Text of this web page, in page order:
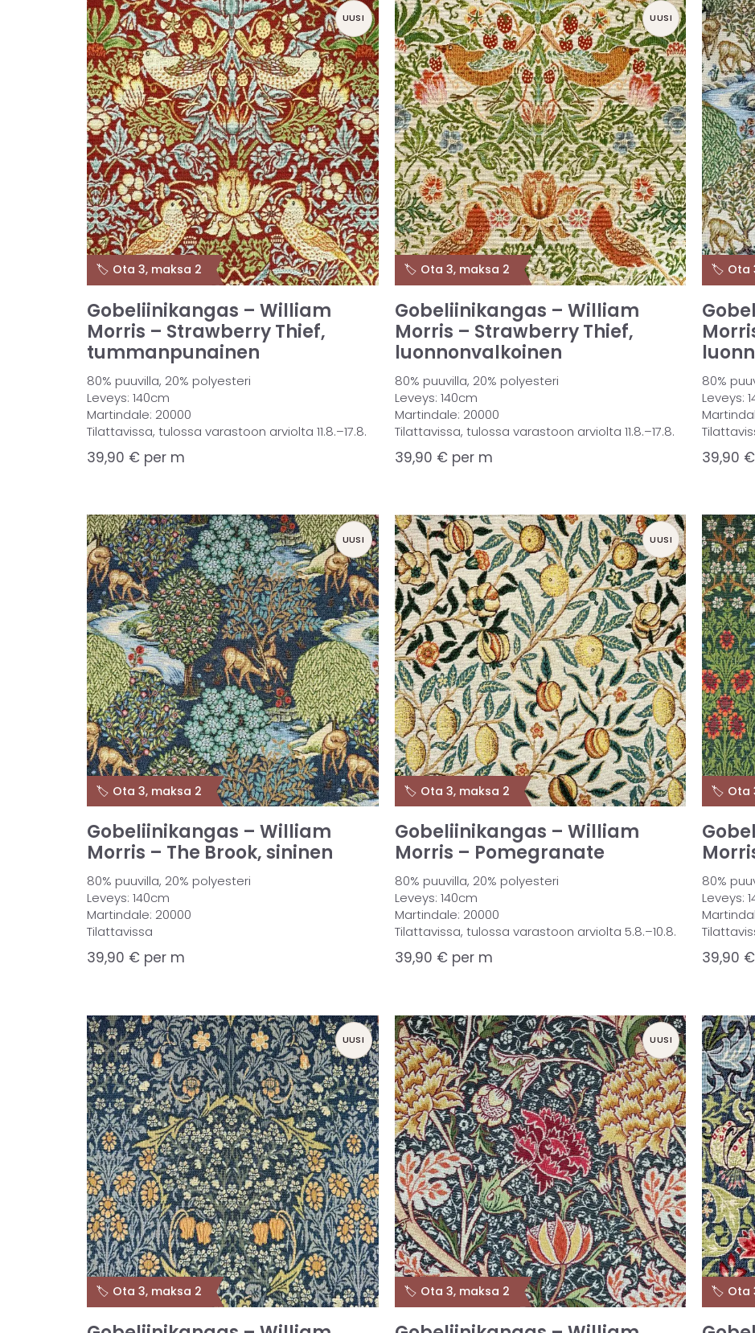
Gobeliinikangas – William
Morris – Strawberry Thief,
tummanpunainen
80% puuvilla, 20% polyesteri
Leveys: 140cm
Martindale: 20000
Tilattavissa, tulossa varastoon arviolta 11.8.–17.8.
39,90 €per m
UUSI
🏷️ Ota 3, maksa 2
Gobeliinikangas – William
Morris – Strawberry Thief,
luonnonvalkoinen
80% puuvilla, 20% polyesteri
Leveys: 140cm
Martindale: 20000
Tilattavissa, tulossa varastoon arviolta 11.8.–17.8.
39,90 €per m
UUSI
🏷️ Ota 3, maksa 2
80%
Leveys:
39,90 €
🏷️ Ota
Gobeliinikangas – William
Morris – The Brook, sininen
80% puuvilla, 20% polyesteri
Leveys: 140cm
Martindale: 20000
Tilattavissa
39,90 €per m
UUSI
🏷️ Ota 3, maksa 2
Gobeliinikangas – William
Morris – Pomegranate
80% puuvilla, 20% polyesteri
Leveys: 140cm
Martindale: 20000
Tilattavissa, tulossa varastoon arviolta 5.8.–10.8.
39,90 €per m
UUSI
🏷️ Ota 3, maksa 2
80%
Leveys:
39,90 €
🏷️ Ota
UUSI
🏷️ Ota 3, maksa 2
UUSI
🏷️ Ota 3, maksa 2 🏷️ Ota